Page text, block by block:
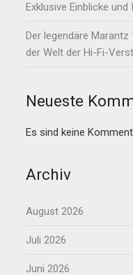
Exklusive Einblicke und
Der legendäre
der Welt der Hi-Fi-
Neueste
Es sind keine
Archiv
August 2026
Juli 2026
Juni 2026